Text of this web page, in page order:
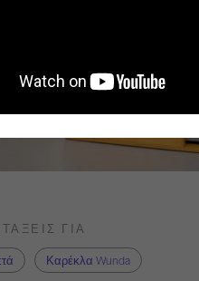
ΓΙΑ
Καρέκλα Wunda